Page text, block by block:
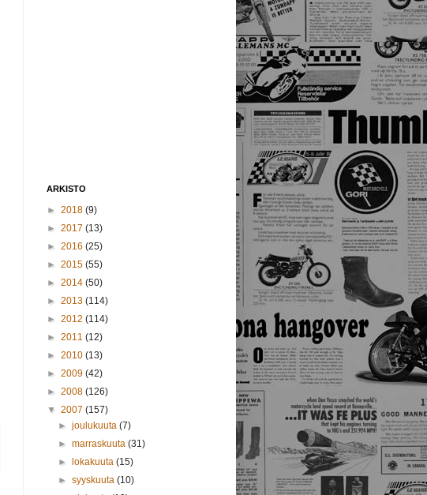
ARKISTO
► 2018 (9)
► 2017 (13)
► 2016 (25)
► 2015 (55)
► 2014 (50)
► 2013 (114)
► 2012 (114)
► 2011 (12)
► 2010 (13)
► 2009 (42)
► 2008 (126)
▼ 2007 (157)
►joulukuuta(7)
►marraskuuta(31)
►
lokakuuta(15)
►syyskuuta(10)